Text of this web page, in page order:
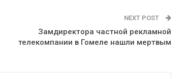
NEXT POST
Замдиректора частной рекламной
телекомпании в Гомеле нашли мертвым